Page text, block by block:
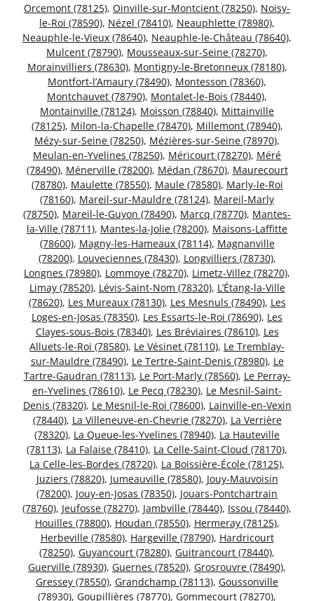
Orcemont (78125), Oinville-sur-Montcient (78250), Noisy-
le-Roi (78590), Nézel (78410), Neauphlette (78980),
Neauphle-le-Vieux (78640), Neauphle-le-Château (78640),
Mulcent (78790), Mousseaux-sur-Seine (78270),
Morainvilliers (78630), Montigny-le-Bretonneux (78180),
Montfort-l’Amaury (78490), Montesson (78360),
Montchauvet (78790), Montalet-le-Bois (78440),
Montainville (78124), Moisson (78840), Mittainville
(78125), Milon-la-Chapelle (78470), Millemont (78940),
Mézy-sur-Seine (78250), Mézières-sur-Seine (78970),
Meulan-en-Yvelines (78250), Méricourt (78270), Méré
(78490), Ménerville (78200), Médan (78670), Maurecourt
(78780), Maulette (78550), Maule (78580), Marly-le-Roi
(78160), Mareil-sur-Mauldre (78124), Mareil-Marly
(78750), Mareil-le-Guyon (78490), Marcq (78770), Mantes-
la-Ville (78711), Mantes-la-Jolie (78200), Maisons-Laffitte
(78600), Magny-les-Hameaux (78114), Magnanville
(78200), Louveciennes (78430), Longvilliers (78730),
Longnes (78980), Lommoye (78270), Limetz-Villez (78270),
Limay (78520), Lévis-Saint-Nom (78320), L’Étang-la-Ville
(78620), Les Mureaux (78130), Les Mesnuls (78490), Les
Loges-en-Josas (78350), Les Essarts-le-Roi (78690), Les
Clayes-sous-Bois (78340), Les Bréviaires (78610), Les
Alluets-le-Roi (78580), Le Vésinet (78110), Le Tremblay-
sur-Mauldre (78490), Le Tertre-Saint-Denis (78980), Le
Tartre-Gaudran (78113), Le Port-Marly (78560), Le Perray-
en-Yvelines (78610), Le Pecq (78230), Le Mesnil-Saint-
Denis (78320), Le Mesnil-le-Roi (78600), Lainville-en-Vexin
(78440), La Villeneuve-en-Chevrie (78270), La Verrière
(78320), La Queue-les-Yvelines (78940), La Hauteville
(78113), La Falaise (78410), La Celle-Saint-Cloud (78170),
La Celle-les-Bordes (78720), La Boissière-École (78125),
Juziers (78820), Jumeauville (78580), Jouy-Mauvoisin
(78200), Jouy-en-Josas (78350), Jouars-Pontchartrain
(78760), Jeufosse (78270), Jambville (78440), Issou (78440),
Houilles (78800), Houdan (78550), Hermeray (78125),
Herbeville (78580), Hargeville (78790), Hardricourt
(78250), Guyancourt (78280), Guitrancourt (78440),
Guerville (78930), Guernes (78520), Grosrouvre (78490),
Gressey (78550), Grandchamp (78113), Goussonville
(78930), Goupillières (78770), Gommecourt (78270),